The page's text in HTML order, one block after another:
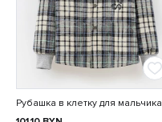
Рубашка в клетку для мальчика